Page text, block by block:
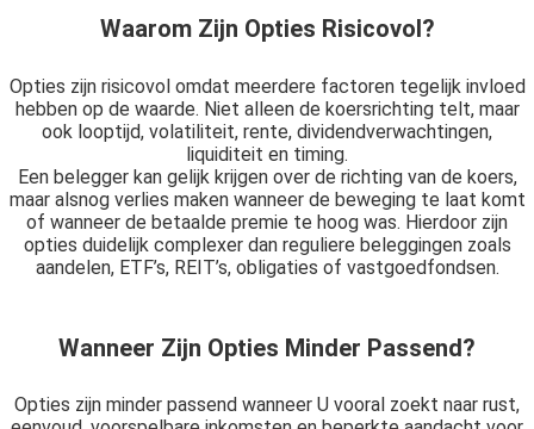
Waarom Zijn Opties Risicovol?
Opties zijn risicovol omdat meerdere factoren tegelijk invloed
hebben op de waarde. Niet alleen de koersrichting telt, maar
ook looptijd, volatiliteit, rente, dividendverwachtingen,
liquiditeit en timing.
Een belegger kan gelijk krijgen over de richting van de koers,
maar alsnog verlies maken wanneer de beweging te laat komt
of wanneer de betaalde premie te hoog was. Hierdoor zijn
opties duidelijk complexer dan reguliere beleggingen zoals
aandelen, ETF’s, REIT’s, obligaties of vastgoedfondsen.
Wanneer Zijn Opties Minder Passend?
Opties zijn minder passend wanneer U vooral zoekt naar rust,